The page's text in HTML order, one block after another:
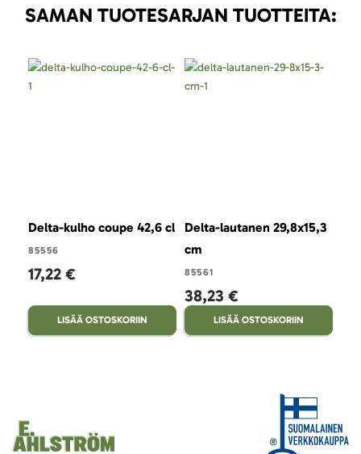
SAMAN TUOTESARJAN TUOTTEITA:
Delta-kulho coupe 42,6 cl
85556
17,22 €
LISÄÄ OSTOSKORIIN
Delta-lautanen 29,8x15,3
cm
85561
38,23 €
LISÄÄ OSTOSKORIIN